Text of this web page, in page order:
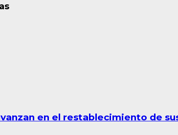
en el restablecimiento de